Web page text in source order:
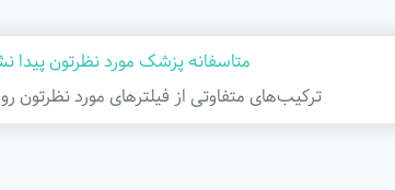
متاسفانه پزشک مورد نظرتون پیدا
ترکیب‌های متفاوتی از فیلتر‌های مورد نظرتون